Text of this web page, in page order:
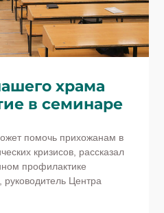
храма
в семинаре
помочь прихожанам в
кризисов, рассказал
профилактике
руководитель Центра